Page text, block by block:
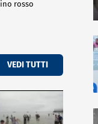
rosso
VEDI TUTTI